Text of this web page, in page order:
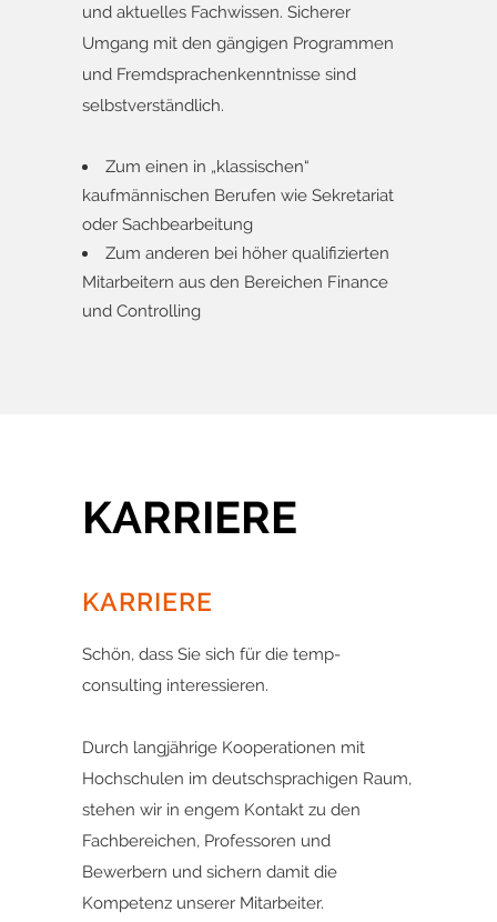
und aktuelles Fachwissen. Sicherer
Umgang mit den gängigen Programmen
und Fremdsprachenkenntnisse sind
selbstverständlich.
Zum einen in „klassischen“
kaufmännischen Berufen wie Sekretariat
oder Sachbearbeitung
Zum anderen bei höher qualifizierten
Mitarbeitern aus den Bereichen Finance
und Controlling
KARRIERE
KARRIERE
Schön, dass Sie sich für die temp-
consulting interessieren.
Durch langjährige Kooperationen mit
Hochschulen im deutschsprachigen Raum,
stehen wir in engem Kontakt zu den
Fachbereichen, Professoren und
Bewerbern und sichern damit die
Kompetenz unserer Mitarbeiter.